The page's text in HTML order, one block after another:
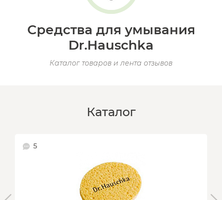
Средства для умывания
Dr.Hauschka
Каталог товаров и лента отзывов
Каталог
5